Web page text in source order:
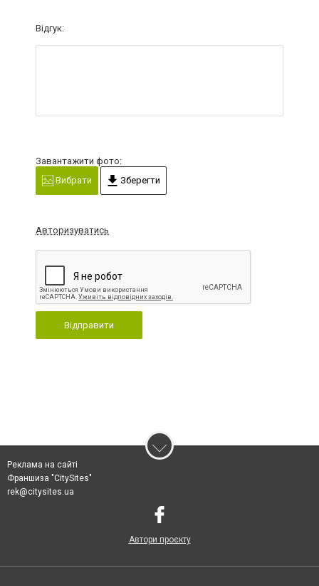
Відгук:
Завантажити фото:
Вибрати
Зберегти
Авторизуватись
Відправити
Реклама на сайті
Франшиза "CitySites"
rek@citysites.ua
Автори проєкту